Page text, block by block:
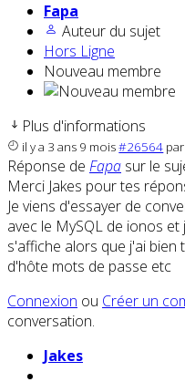
Fapa
Auteur du sujet
Hors Ligne
Nouveau membre
Plus d'informations
il y a 3 ans 9 mois#26564 par
Réponse de Fapa sur le
Merci Jakes pour tes
Je viens d'essayer de
avec le MySQL de ionos
s'affiche alors que j'ai
d'hôte mots de passe etc
Connexion ou Créer un
conversation.
Jakes